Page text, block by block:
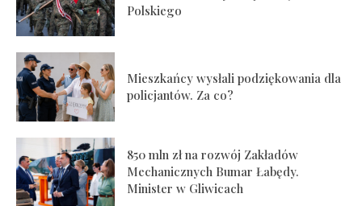
Polskiego
Mieszkańcy wysłali podziękowania dla
policjantów. Za co?
850 mln zł na rozwój Zakładów
Mechanicznych Bumar Łabędy.
Minister w Gliwicach